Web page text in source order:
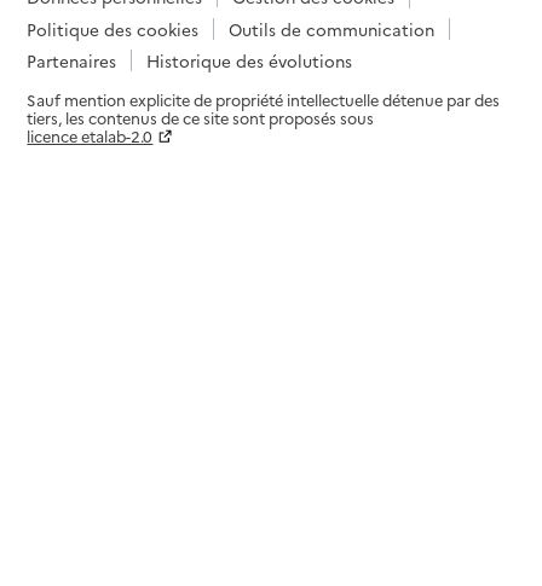
Politique des cookies
Outils de communication
Partenaires
Historique des évolutions
Sauf mention explicite de propriété intellectuelle détenue par des
tiers, les contenus de ce site sont proposés sous
licence etalab-2.0